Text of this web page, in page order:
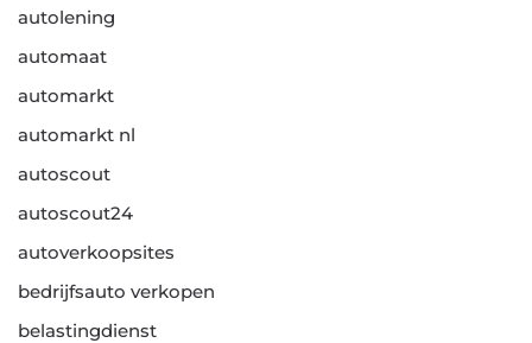
autolening
automaat
automarkt
automarkt nl
autoscout
autoscout24
autoverkoopsites
bedrijfsauto verkopen
belastingdienst